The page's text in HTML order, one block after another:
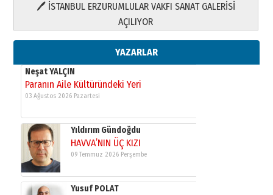
🖊 İSTANBUL ERZURUMLULAR VAKFI SANAT GALERİSİ
AÇILIYOR
YAZARLAR
Yusuf POLAT
Şampiyonluk Sebahattin Şirin’e
yazar
11 Mayıs 2026 Pazartesi
Neşat YALÇIN
Paranın Aile Kültüründeki Yeri
03 Ağustos 2026 Pazartesi
Yıldırım Gündoğdu
HAVVA’NIN ÜÇ KIZI
09 Temmuz 2026 Perşembe
Yusuf POLAT